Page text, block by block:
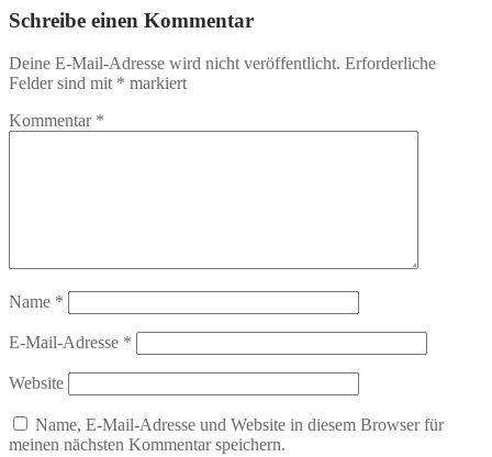
Schreibe einen Kommentar
Deine E-Mail-Adresse wird nicht veröffentlicht. Erforderliche
Felder sind mit * markiert
Kommentar *
Name *
E-Mail-Adresse *
Website
Name, E-Mail-Adresse und Website in diesem Browser für
meinen nächsten Kommentar speichern.